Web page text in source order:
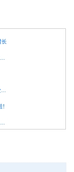
长
生成式 AI 驱动关键词与广告策略，助力跨境品牌实现全球增长突破
宠物和食品类目转化率赛新高！2023 Q3亚马逊&沃尔玛全球电商CPC数据发布！
哪些类目转化率喜人？Q2 Top10搜索词是哪些？这份独家报告来解答！